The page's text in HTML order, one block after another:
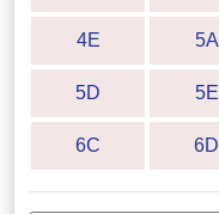
4E 5A
5D 5E
6C 6D